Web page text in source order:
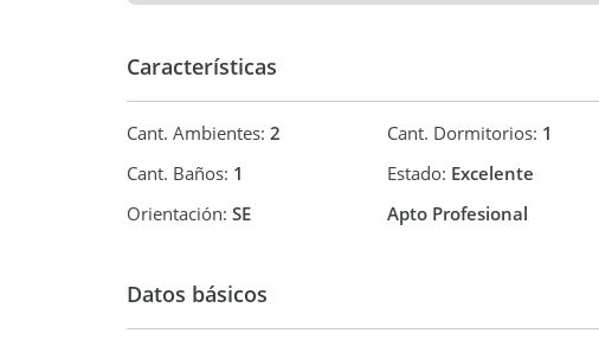
Características
Cant. Ambientes: 2 Cant. Dormitorios: 1
Cant. Baños: 1 Estado: Excelente
Orientación: SE Apto Profesional
Datos básicos